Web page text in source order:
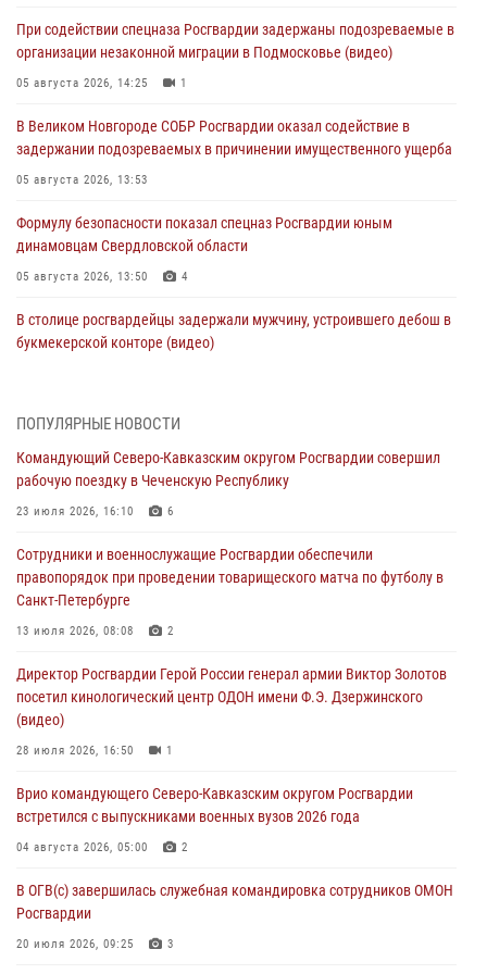
При содействии спецназа Росгвардии задержаны подозреваемые в
организации незаконной миграции в Подмосковье (видео)
05 августа 2026, 14:25 1
В Великом Новгороде СОБР Росгвардии оказал содействие в
задержании подозреваемых в причинении имущественного ущерба
05 августа 2026, 13:53
Формулу безопасности показал спецназ Росгвардии юным
динамовцам Свердловской области
05 августа 2026, 13:50 4
В столице росгвардейцы задержали мужчину, устроившего дебош в
букмекерской конторе (видео)
В Удмуртии при силовой поддержке спецназа Росгвардии
оздоровительных услуг (видео)
05 августа 2026, 13:20
посетили мастер-класс по художественной гимнастике
05 августа 2026, 13:00 3
Офицеры Росгвардии и ветераны войск правопорядка почтили
05 августа 2026, 12:40
Росгвардейцы приняли участие в акции «Волна памяти»,
посвящённой 83‑й годовщине освобождения Белгорода от
05 августа 2026, 12:13 1
ПОПУЛЯРНЫЕ НОВОСТИ
Командующий Северо-Кавказским округом Росгвардии совершил
рабочую поездку в Чеченскую Республику
23 июля 2026, 16:10 6
Сотрудники и военнослужащие Росгвардии обеспечили
правопорядок при проведении товарищеского матча по футболу в
Санкт-Петербурге
13 июля 2026, 08:08 2
Директор Росгвардии Герой России генерал армии Виктор Золотов
посетил кинологический центр ОДОН имени Ф.Э. Дзержинского
(видео)
28 июля 2026, 16:50 1
Врио командующего Северо-Кавказским округом Росгвардии
встретился с выпускниками военных вузов 2026 года
04 августа 2026, 05:00 2
В ОГВ(с) завершилась служебная командировка сотрудников ОМОН
Росгвардии
20 июля 2026, 09:25 3